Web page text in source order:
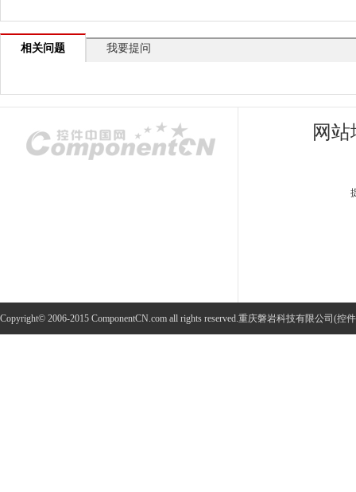
相关问题 我要提问
网
Copyright© 2006-2015 ComponentCN.com all rights reserved.重庆磐岩科技有限公司(